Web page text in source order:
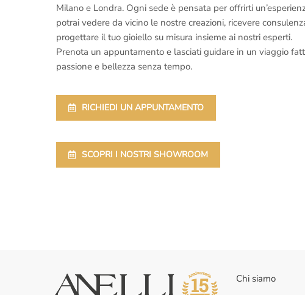
Milano e Londra. Ogni sede è pensata per offrirti
potrai vedere da vicino le nostre creazioni, ricevere
progettare il tuo gioiello su misura insieme ai nostri esperti.
Prenota un appuntamento e lasciati guidare in un viaggio
passione e bellezza senza tempo.
RICHIEDI UN APPUNTAMENTO
SCOPRI I NOSTRI SHOWROOM
Chi siamo